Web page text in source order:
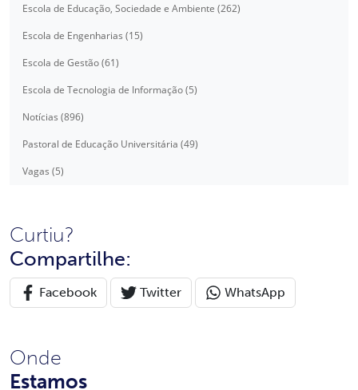
Escola de Educação, Sociedade e Ambiente (262)
Escola de Engenharias (15)
Escola de Gestão (61)
Escola de Tecnologia de Informação (5)
Notícias (896)
Pastoral de Educação Universitária (49)
Vagas (5)
Curtiu?
Compartilhe:
Facebook Twitter WhatsApp
Onde
Estamos